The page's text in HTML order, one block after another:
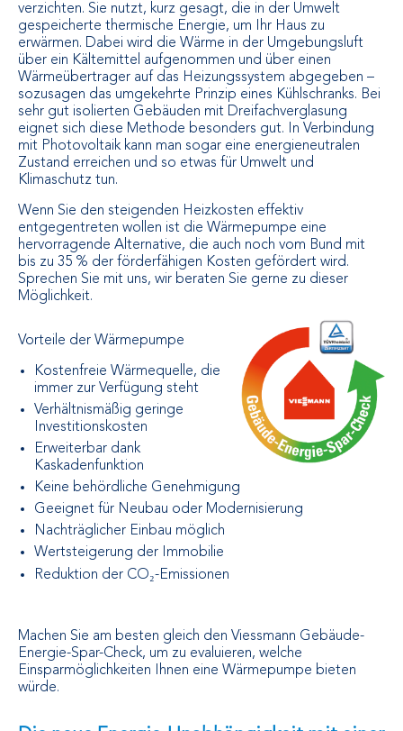
verzichten. Sie nutzt, kurz gesagt, die in der Umwelt
gespeicherte thermische Energie, um Ihr Haus zu
erwärmen. Dabei wird die Wärme in der Umgebungsluft
über ein Kältemittel aufgenommen und über einen
Wärmeübertrager auf das Heizungssystem abgegeben –
sozusagen das umgekehrte Prinzip eines Kühlschranks. Bei
sehr gut isolierten Gebäuden mit Dreifachverglasung
eignet sich diese Methode besonders gut. In Verbindung
mit Photovoltaik kann man sogar eine energieneutralen
Zustand erreichen und so etwas für Umwelt und
Klimaschutz tun.
Wenn Sie den steigenden Heizkosten effektiv
entgegentreten wollen ist die Wärmepumpe eine
hervorragende Alternative, die auch noch vom Bund mit
bis zu 35 % der förderfähigen Kosten gefördert wird.
Sprechen Sie mit uns, wir beraten Sie gerne zu dieser
Möglichkeit.
Vorteile der Wärmepumpe
Kostenfreie Wärmequelle, die
immer zur Verfügung steht
Verhältnismäßig geringe
Investitionskosten
Erweiterbar dank
Kaskadenfunktion
Keine behördliche Genehmigung
Geeignet für Neubau oder Modernisierung
Nachträglicher Einbau möglich
Wertsteigerung der Immobilie
Reduktion der CO₂-Emissionen
Machen Sie am besten gleich den Viessmann Gebäude-
Energie-Spar-Check, um zu evaluieren, welche
Einsparmöglichkeiten Ihnen eine Wärmepumpe bieten
würde.